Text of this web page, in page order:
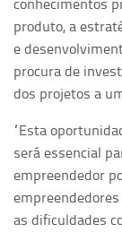
produto, a
e
procura de
dos projetos a
“Esta
será essencial
empreendedor
as dificuldades